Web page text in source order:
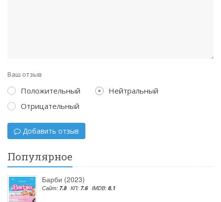
Ваш отзыв
Положительный
Нейтральный
Отрицательный
Добавить отзыв
Популярное
Барби (2023)
Сайт: 7.8 КП: 7.6 IMDB: 8.1